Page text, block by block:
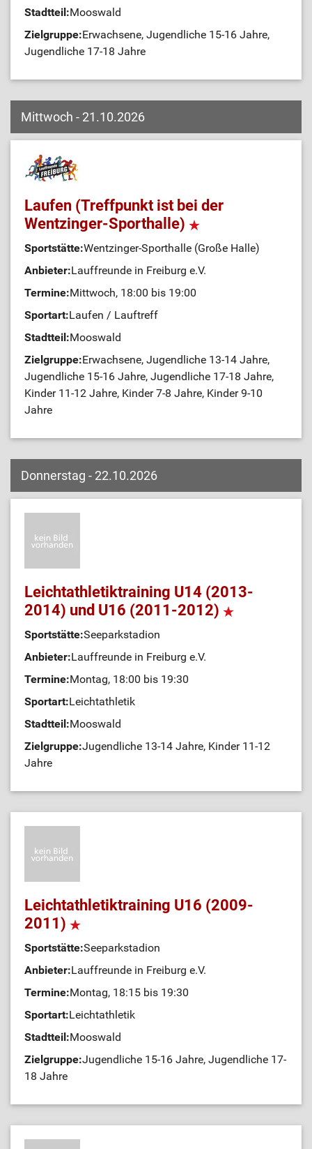
Stadtteil:Mooswald
Zielgruppe:Erwachsene, Jugendliche 15-16 Jahre,
Jugendliche 17-18 Jahre
Mittwoch - 21.10.2026
Laufen (Treffpunkt ist bei der
Wentzinger-Sporthalle)
Sportstätte:Wentzinger-Sporthalle (Große Halle)
Anbieter:Lauffreunde in Freiburg e.V.
Termine:Mittwoch, 18:00 bis 19:00
Sportart:Laufen / Lauftreff
Stadtteil:Mooswald
Zielgruppe:Erwachsene, Jugendliche 13-14 Jahre,
Jugendliche 15-16 Jahre, Jugendliche 17-18 Jahre,
Kinder 11-12 Jahre, Kinder 7-8 Jahre, Kinder 9-10
Jahre
Donnerstag - 22.10.2026
Leichtathletiktraining U14 (2013-
2014) und U16 (2011-2012)
Sportstätte:Seeparkstadion
Anbieter:Lauffreunde in Freiburg e.V.
Termine:Montag, 18:00 bis 19:30
Sportart:Leichtathletik
Stadtteil:Mooswald
Zielgruppe:Jugendliche 13-14 Jahre, Kinder 11-12
Jahre
Leichtathletiktraining U16 (2009-
2011)
Sportstätte:Seeparkstadion
Anbieter:Lauffreunde in Freiburg e.V.
Termine:Montag, 18:15 bis 19:30
Sportart:Leichtathletik
Stadtteil:Mooswald
Zielgruppe:Jugendliche 15-16 Jahre, Jugendliche 17-
18 Jahre